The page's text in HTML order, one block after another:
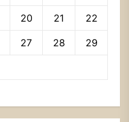
20 21 22
27 28 29